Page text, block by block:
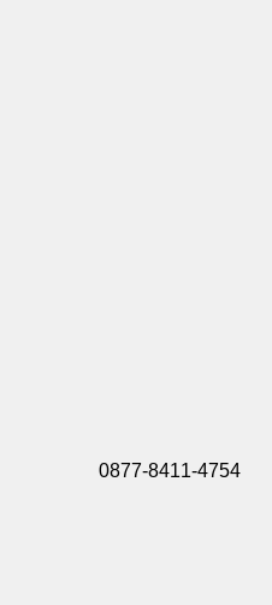
0877-8411-4754